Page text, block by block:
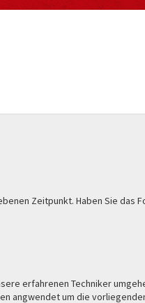
Zeitpunkt. Haben Sie das
erfahrenen Techniker
angwendet um die